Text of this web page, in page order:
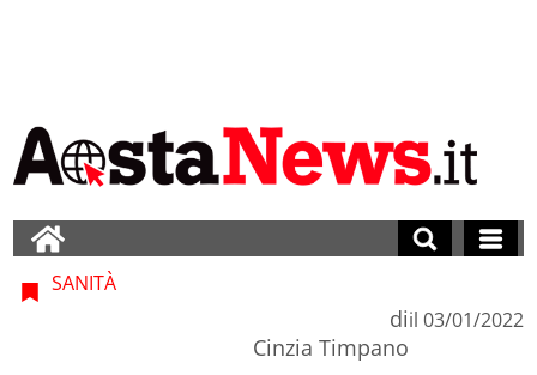
SANITÀ
di
Cinzia Timpano
il 03/01/2022